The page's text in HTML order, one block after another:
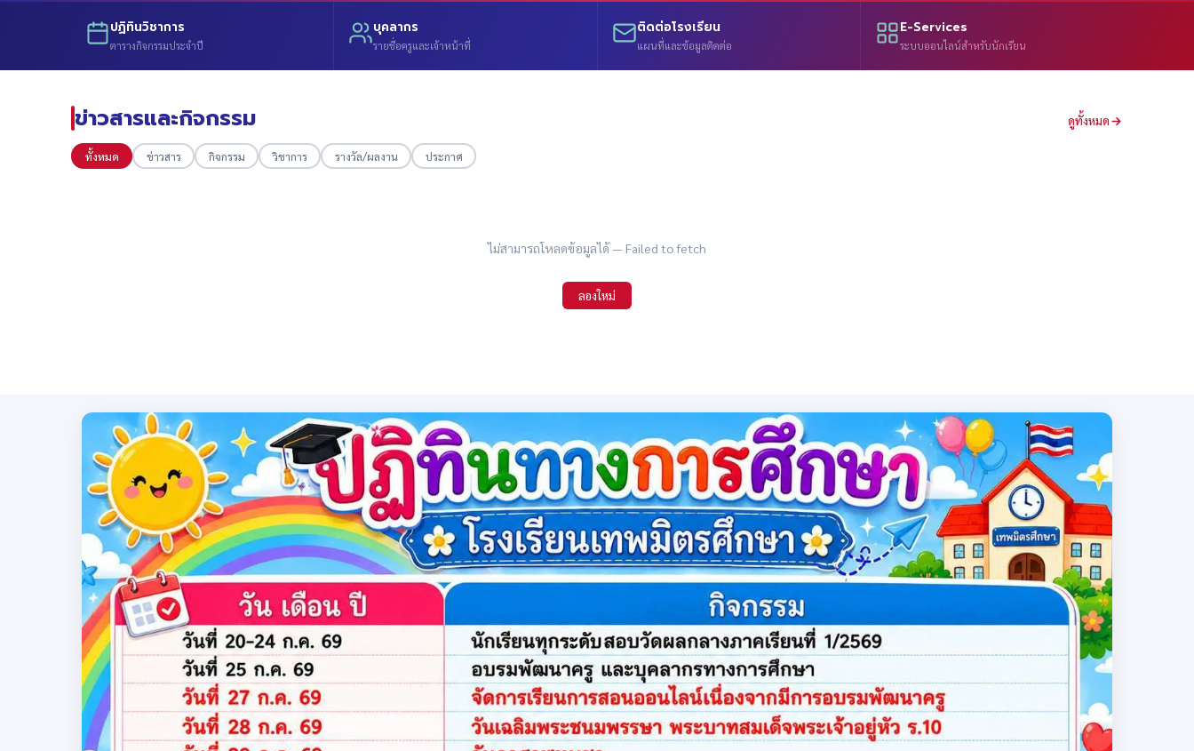
ปฏิทินวิชาการ
ตารางกิจกรรมประจำปี
บุคลากร
รายชื่อครูและเจ้าหน้าที่
ติดต่อโรงเรียน
แผนที่และข้อมูลติดต่อ
E-Services
ระบบออนไลน์สำหรับนักเรียน
ข่าวสารและกิจกรรม ดูทั้งหมด
ทั้งหมด ข่าวสาร กิจกรรม วิชาการ รางวัล/ผลงาน ประกาศ
ไม่สามารถโหลดข้อมูลได้ — Failed to fetch
ลองใหม่